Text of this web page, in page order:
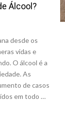
Álcool?
desde os
vidas e
O álcool é a
As
de casos
em todo …